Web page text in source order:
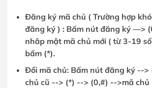
Đăng ký mã chủ ( Trường hợp
đăng ký ) : Bấm nút đăng ký —>
nhâp mật mã chủ mới ( từ3-19 số
bấm (*).
Đổi mã chủ: Bấm nút đăng ký -->
chủ cũ --> (*) --> (0,#) -->mã chủ